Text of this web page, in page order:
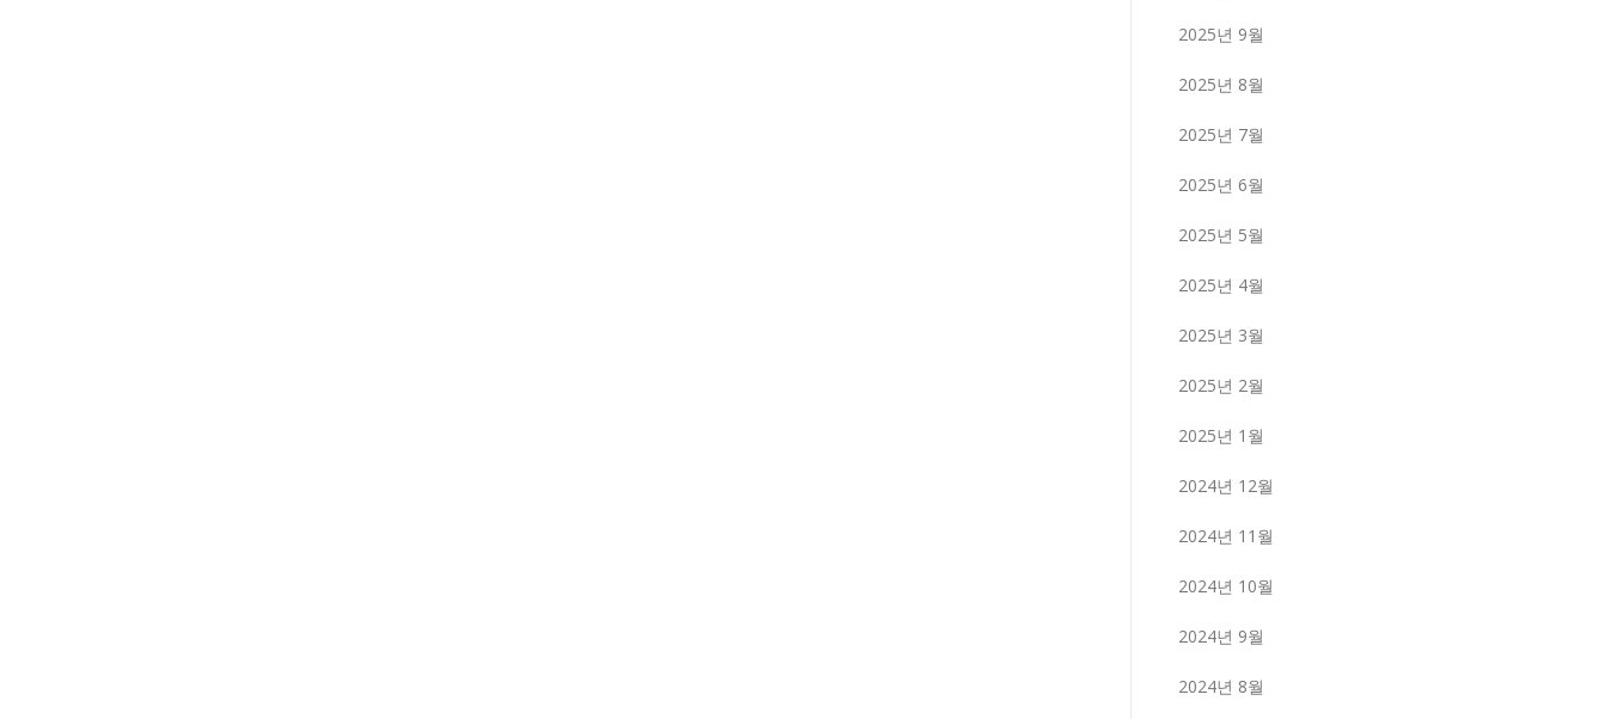
2025년 9월
2025년 8월
2025년 7월
2025년 6월
2025년 5월
2025년 4월
2025년 3월
2025년 2월
2025년 1월
2024년 12월
2024년 11월
2024년 10월
2024년 9월
2024년 8월